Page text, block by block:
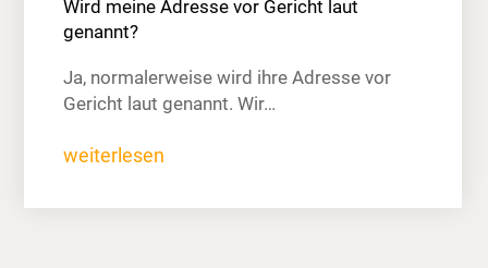
Wird meine Adresse vor Gericht laut
genannt?
Ja, normalerweise wird ihre Adresse vor
Gericht laut genannt. Wir…
weiterlesen